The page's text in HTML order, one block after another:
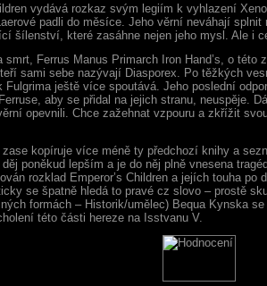
vydává rozkaz svým legiím k vyhlazení
padli do měsíce. Jeho věrní neváhají
šílenství, které zasáhne nejen jeho mysl. Ale i
Ferrus Manus Primarch Iron Hand’s, o této
sami sebe nazývají Diasporex. Po těžkých
ještě více spoutává. Jeho poslední
aby se přidal na jejich stranu, neuspěje.
opevnili. Chce zažehnat vzpouru a zkřížit
kopíruje více méně ty předchozí knihy a
poněkud lepším a je do něj plně vnesena
rozklad Emperor’s Children a jejích touha
se špatně hledá to pravé cz slovo – prostě
formách – Historik/umělec) Bequa Kynska
této části hereze na Isstvanu V.